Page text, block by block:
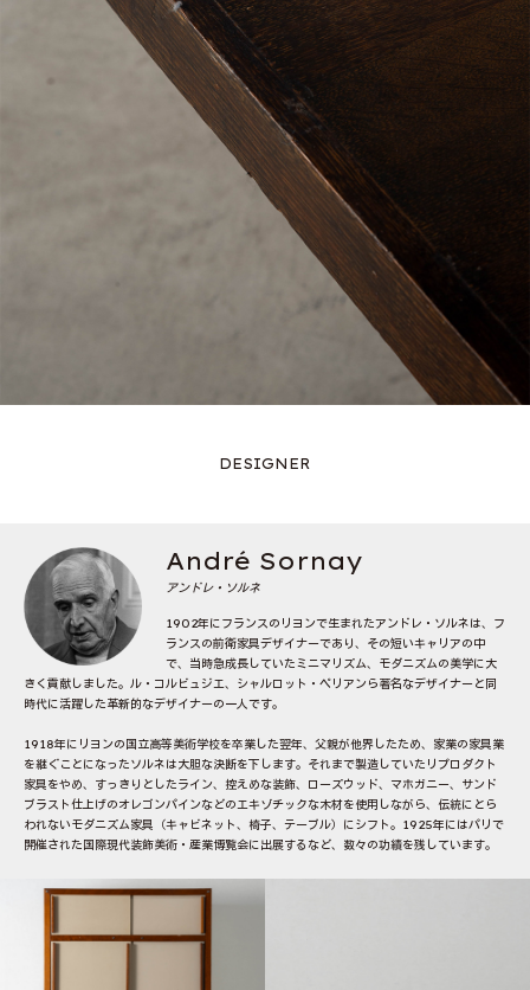
DESIGNER
André Sornay
アンドレ・ソルネ
1902年にフランスのリヨンで生まれたアンドレ・ソルネは、フ
ランスの前衛家具デザイナーであり、その短いキャリアの中
で、当時急成長していたミニマリズム、モダニズムの美学に大
きく貢献しました。ル・コルビュジエ、シャルロット・ペリアンら著名なデザイナーと同
時代に活躍した革新的なデザイナーの一人です。
1918年にリヨンの国立高等美術学校を卒業した翌年、父親が他界したため、家業の家具業
を継ぐことになったソルネは大胆な決断を下します。それまで製造していたリプロダクト
家具をやめ、すっきりとしたライン、控えめな装飾、ローズウッド、マホガニー、サンド
ブラスト仕上げのオレゴンパインなどのエキゾチックな木材を使用しながら、伝統にとら
われないモダニズム家具（キャビネット、椅子、テーブル）にシフト。1925年にはパリで
開催された国際現代装飾美術・産業博覧会に出展するなど、数々の功績を残しています。